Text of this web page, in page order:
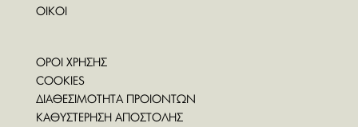
ΟΙΚΟΙ
ΟΡΟΙ ΧΡΗΣΗΣ
COOKIES
ΔΙΑΘΕΣΙΜΟΤΗΤΑ ΠΡΟΙΟΝΤΩΝ
ΚΑΘΥΣΤΕΡΗΣΗ ΑΠΟΣΤΟΛΗΣ